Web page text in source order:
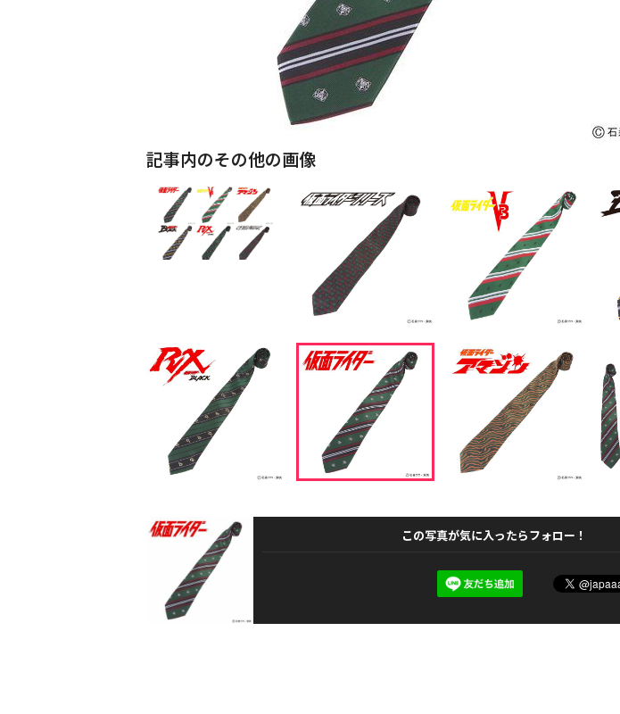
記事内のその他の画像
この写真が気に入ったらフォロー！